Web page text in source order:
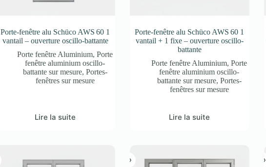
Porte-fenêtre alu Schüco AWS 60 1
vantail – ouverture oscillo-battante
Porte fenêtre Aluminium,Porte
fenêtre aluminium oscillo-
battante sur mesure, Portes-
fenêtres sur mesure
Lire la suite
Porte-fenêtre alu Schüco AWS 60 1
vantail + 1 fixe – ouverture oscillo-
battante
Porte fenêtre Aluminium,Porte
fenêtre aluminium oscillo-
battante sur mesure, Portes-
fenêtres sur mesure
Lire la suite